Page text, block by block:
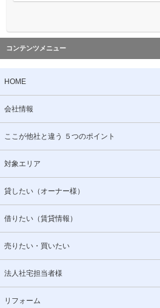
コンテンツメニュー
HOME
会社情報
ここが他社と違う ５つのポイント
対象エリア
貸したい（オーナー様）
借りたい（賃貸情報）
売りたい・買いたい
法人社宅担当者様
リフォーム